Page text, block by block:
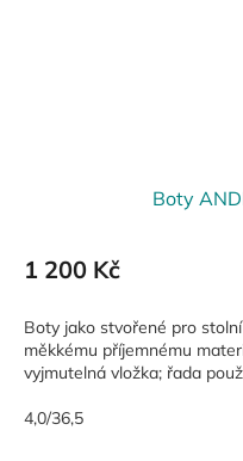
Boty
1 200 Kč
Boty jako stvořené pro
měkkému příjemnému
vyjmutelná vložka; řada
4,0/36,5